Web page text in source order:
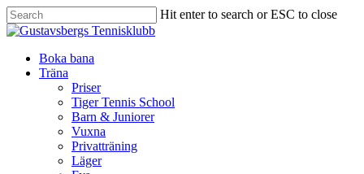
Hit enter to search or ESC to close
Boka bana
Träna
Priser
Tiger Tennis School
Barn & Juniorer
Vuxna
Privatträning
Läger